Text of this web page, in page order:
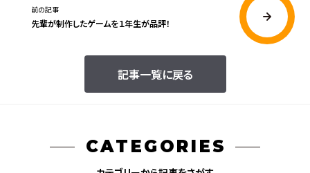
記事一覧に戻る
前の記事
先輩が制作したゲームを１年生が品評！
CATEGORIES